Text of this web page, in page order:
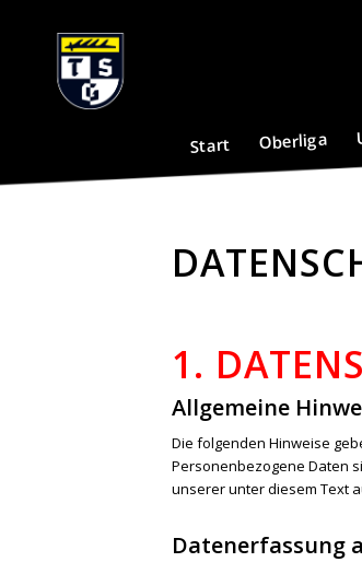
Start Oberliga
1.
Allgemeine
Die folgenden Hinweise
Personenbezogene Daten
unserer unter diesem Text
Datenerfassung